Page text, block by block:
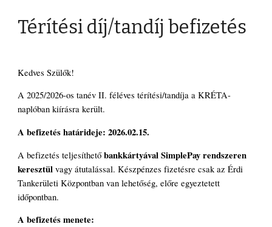
Térítési díj/tandíj befizetés
Kedves Szülők!
A 2025/2026-os tanév II. féléves térítési/tandíja a KRÉTA-
naplóban kiírásra került.
A befizetés határideje: 2026.02.15.
A befizetés teljesíthetőbankkártyával SimplePay rendszeren
keresztülvagy átutalással. Készpénzes fizetésre csak az Érdi
Tankerületi Központban van lehetőség, előre egyeztetett
időpontban.
A befizetés menete: